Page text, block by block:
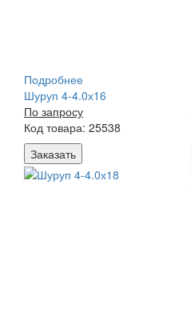
Подробнее
Шуруп 4-4.0х16
По запросу
Код товара: 25538
Заказать